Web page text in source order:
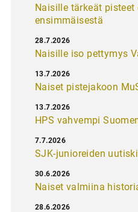
Naisille tärkeät pisteet
ensimmäisestä
Naisille iso pettymys
28.7.2026
Naiset pistejakoon
13.7.2026
HPS vahvempi
13.7.2026
SJK-junioreiden
7.7.2026
Naiset valmiina
30.6.2026
28.6.2026